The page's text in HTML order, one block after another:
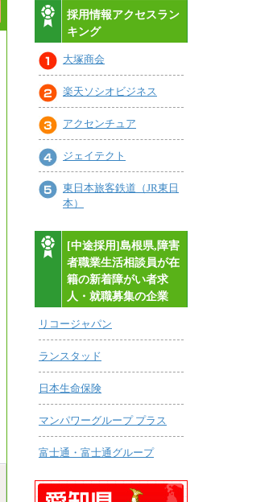
採用情報アクセスラン
キング
大塚商会
楽天ソシオビジネス
アクセンチュア
ジェイテクト
東日本旅客鉄道（JR東日
本）
[中途採用]島根県,障害
者職業生活相談員が在
籍の新着障がい者求
人・就職募集の企業
リコージャパン
ランスタッド
日本生命保険
マンパワーグループ プラス
富士通・富士通グループ